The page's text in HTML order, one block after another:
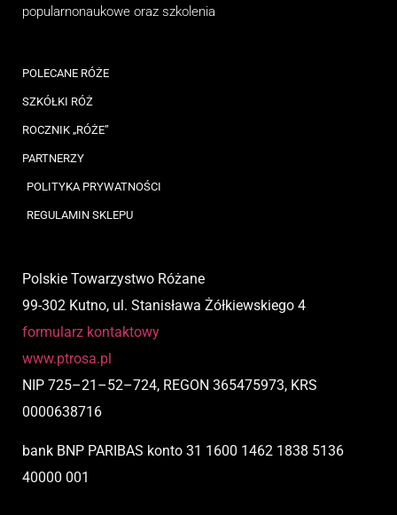
popularnonaukowe oraz szkolenia
POLECANE RÓŻE
SZKÓŁKI RÓŻ
ROCZNIK „RÓŻE”
PARTNERZY
POLITYKA PRYWATNOŚCI
REGULAMIN SKLEPU
Polskie Towarzystwo Różane
99-302 Kutno, ul. Stanisława Żółkiewskiego 4
formularz kontaktowy
www.ptrosa.pl
NIP 725–21 –52–724, REGON 365475973, KRS
0000638716
bank BNP PARIBAS konto 31 1600 1462 1838 5136
40000 001